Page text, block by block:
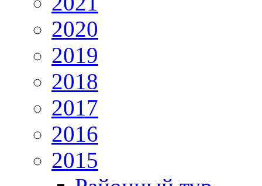
2020
2019
2018
2017
2016
2015